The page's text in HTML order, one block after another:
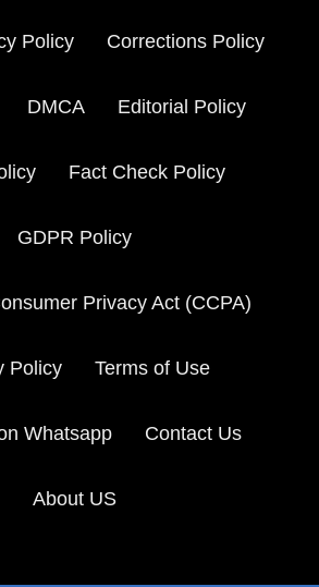
Policy Corrections Policy
DMCA Editorial Policy
Fact Check Policy
GDPR Policy
Privacy Act (CCPA)
Policy Terms of Use
Whatsapp Contact Us
About US